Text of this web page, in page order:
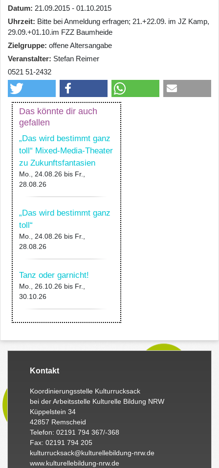
Datum 21.09.2015 - 01.10.2015
Uhrzeit Bitte bei Anmeldung erfragen; 21.+22.09. im JZ Kamp,
29.09.+01.10.im FZZ Baumheide
Zielgruppe offene Altersangabe
Veranstalter Stefan Reimer
0521 51-2432
Das könnte dir auch
gefallen
„Das wird bestimmt ganz
toll“ Mixed-Media-Theater
zu Zukunftsfantasien
Mo., 24.08.26 bis Fr.,
28.08.26
„Das wird bestimmt ganz
toll“
Mo., 24.08.26 bis Fr.,
28.08.26
Tanz oder garnicht!
Mo., 26.10.26 bis Fr.,
30.10.26
Kontakt
Koordinierungsstelle Kulturrucksack
bei der Arbeitsstelle Kulturelle Bildung NRW
Küppelstein 34
42857 Remscheid
Telefon: 02191 794 367/-368
Fax: 02191 794 205
kulturrucksack@kulturellebildung-nrw.de
www.kulturellebildung-nrw.de